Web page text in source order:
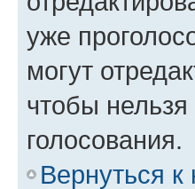
уже
могут
чтобы
голосования.
Вернуться к